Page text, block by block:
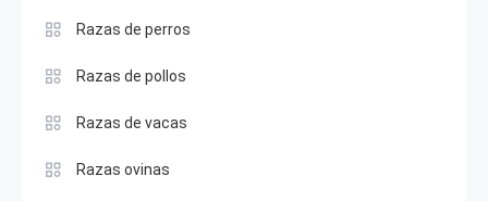
Razas de perros
Razas de pollos
Razas de vacas
Razas ovinas